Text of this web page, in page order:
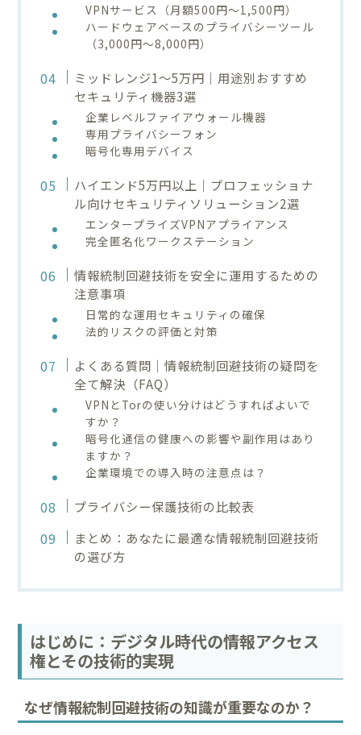
VPNサービス（月額500円〜1,500円）
ハードウェアベースのプライバシーツール
（3,000円〜8,000円）
ミッドレンジ1〜5万円｜用途別おすすめ
セキュリティ機器3選
企業レベルファイアウォール機器
専用プライバシーフォン
暗号化専用デバイス
ハイエンド5万円以上｜プロフェッショナ
ル向けセキュリティソリューション2選
エンタープライズVPNアプライアンス
完全匿名化ワークステーション
情報統制回避技術を安全に運用するための
注意事項
日常的な運用セキュリティの確保
法的リスクの評価と対策
よくある質問｜情報統制回避技術の疑問を
全て解決（FAQ）
VPNとTorの使い分けはどうすればよいで
すか？
暗号化通信の健康への影響や副作用はあり
ますか？
企業環境での導入時の注意点は？
プライバシー保護技術の比較表
まとめ：あなたに最適な情報統制回避技術
の選び方
はじめに：デジタル時代の情報アクセス
権とその技術的実現
なぜ情報統制回避技術の知識が重要なのか？